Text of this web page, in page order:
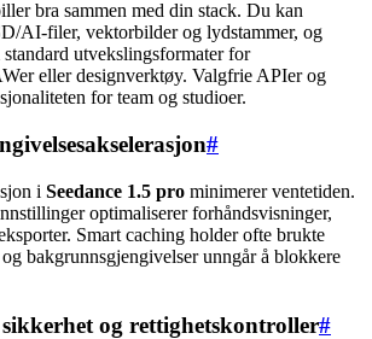
bra sammen med din stack. Du kan
AI-filer, vektorbilder og lydstammer, og
utvekslingsformater for
eller designverktøy. Valgfrie APIer og
for team og studioer.
#
i Seedance 1.5 pro minimerer ventetiden.
optimaliserer forhåndsvisninger,
Smart caching holder ofte brukte
og bakgrunnsgjengivelser unngår å blokkere
og rettighetskontroller#